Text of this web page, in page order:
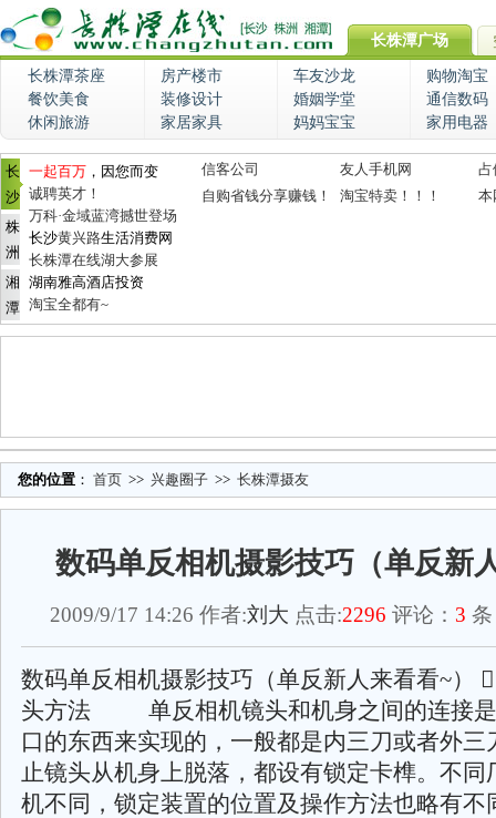
长株潭广场
长株潭茶座 房产楼市 车友沙龙
购物淘宝
餐饮美食
装修设计 婚姻学堂
通信数码
休闲旅游
家居家具 妈妈宝宝 家用电器
长
沙
株
洲
湘
潭
一起百万 ，因您而变
诚聘英才！
万科·金域蓝湾撼世登场
长沙黄兴路生活消费网
长株潭在线湖大参展
湖南雅高酒店投资
淘宝全都有~
信客公司 友人手机网
占
自购省钱分享赚钱！
淘宝特卖！！！ 本
您的位置 ： 首页 >> 兴趣圈子 >> 长株潭摄友
数码单反相机摄影技巧（单反新
2009/9/17 14:26 作者:刘大 点击:2296 评论： 3
数码单反相机摄影技巧（单反新人来看看~）
头方法 单反相机镜头和机身之间的连接是
口的东西来实现的，一般都是内三刀或者外三
止镜头从机身上脱落，都设有锁定卡榫。不同
机不同，锁定装置的位置及操作方法也略有不